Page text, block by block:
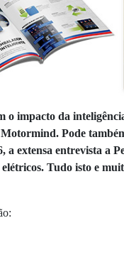
o impacto da
Pode
a extensa entrevista a
Tudo isto e